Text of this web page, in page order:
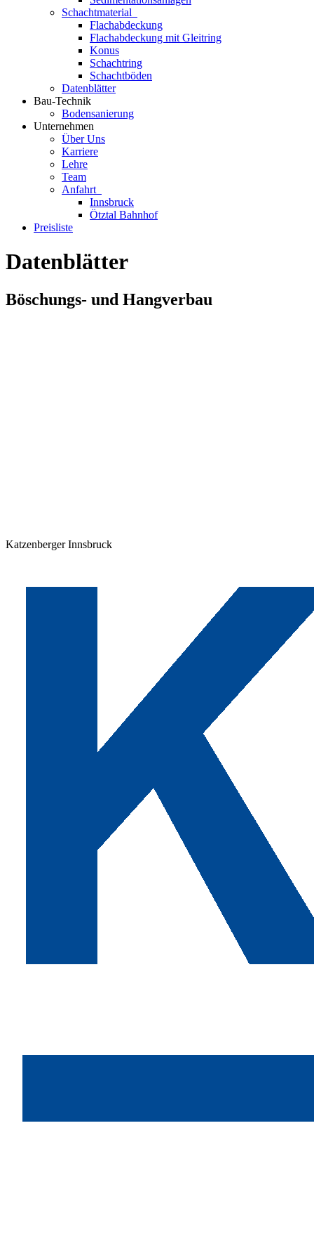
Schachtmaterial
Flachabdeckung
Flachabdeckung mit Gleitring
Konus
Schachtring
Schachtböden
Datenblätter
Bau-Technik
Bodensanierung
Unternehmen
Über Uns
Karriere
Lehre
Team
Anfahrt
Innsbruck
Ötztal Bahnhof
Preisliste
Datenblätter
Böschungs- und Hangverbau
Katzenberger Innsbruck